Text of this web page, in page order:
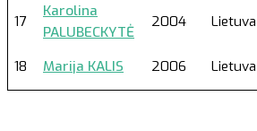
17
Karolina
PALUBECKYTĖ
2004 Lietuva
18 Marija KALIS 2006 Lietuva